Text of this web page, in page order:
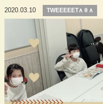
2020.03.10 TWEEEEET∧ θ ∧